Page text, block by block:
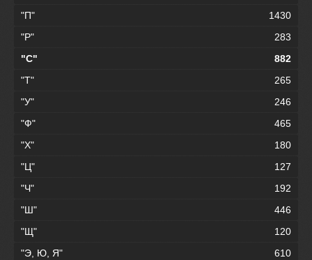
"П"
1430
"Р"
283
"С"
882
"Т"
265
"У"
246
"Ф"
465
"Х"
180
"Ц"
127
"Ч"
192
"Ш"
446
"Щ"
120
"Э, Ю, Я"
610